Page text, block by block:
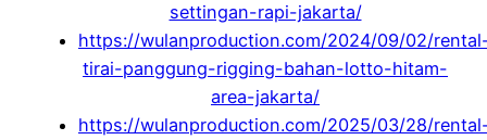
settingan-rapi-jakarta/
https://wulanproduction.com/2024/09/02/
tirai-panggung-rigging-bahan-lotto-hitam-
area-jakarta/
https://wulanproduction.com/2025/03/28/